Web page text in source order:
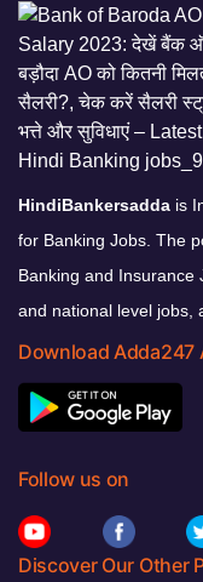
HindiBankersadda is
for Banking Jobs. The
Banking and Insurance
and national level jobs,
Download Adda247
Follow us on
Discover Our Other